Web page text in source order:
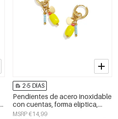
2-5 DÍAS
Pendientes de acero inoxidable
con cuentas, forma elíptica,
lindos, de la serie Daily Simple,
MSRP €14,99